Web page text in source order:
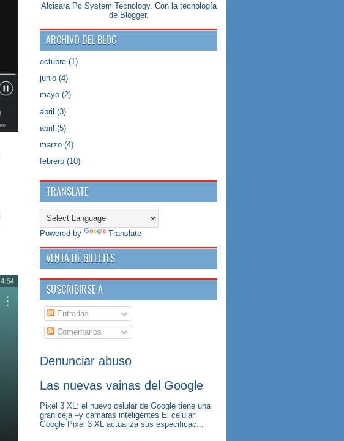
Alcisara Pc System Tecnology. Con la tecnología
de Blogger.
ARCHIVO DEL BLOG
octubre (1)
junio (4)
mayo (2)
abril (3)
abril (5)
marzo (4)
febrero (10)
TRANSLATE
Powered by Translate
VENTA DE BILLETES
SUSCRIBIRSE A
Entradas
Comentarios
Denunciar abuso
Las nuevas vainas del Google
Pixel 3 XL: el nuevo celular de Google tiene una
gran ceja –y cámaras inteligentes El celular
Google Pixel 3 XL actualiza sus especificac...